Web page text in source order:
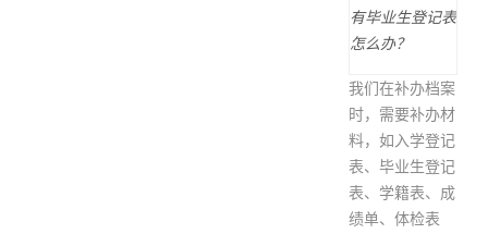
我们在补办档案
时，需要补办材
料，如入学登记
表、毕业生登记
表、学籍表、成
绩单、体检表